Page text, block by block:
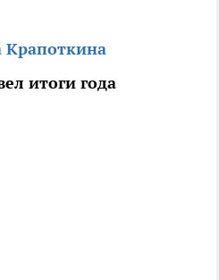
Крапоткина
итоги года